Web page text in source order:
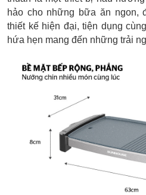
hảo cho những bữa ăn ngon,
thiết kế hiện đại, tiện dụng
hứa hẹn mang đến những trải